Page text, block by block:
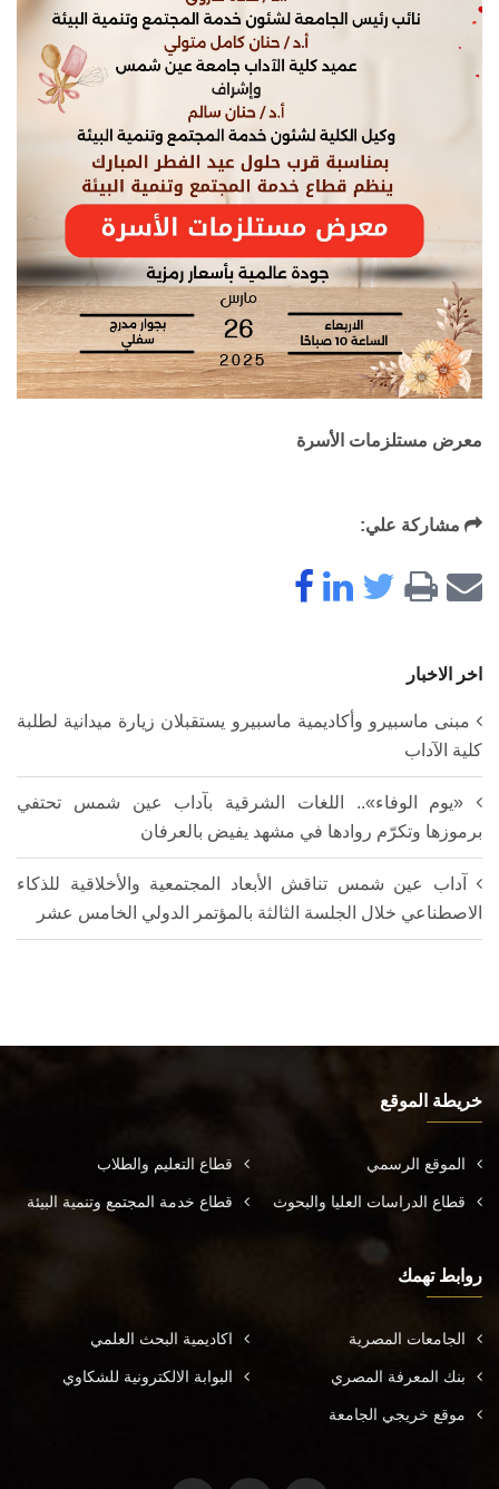
معرض مستلزمات الأسرة
مشاركة علي:
اخر الاخبار
مبنى ماسبيرو وأكاديمية ماسبيرو يستقبلان زيارة ميدانية لطلبة
كلية الآداب
«يوم الوفاء».. اللغات الشرقية بآداب عين شمس تحتفي
برموزها وتكرّم روادها في مشهد يفيض بالعرفان
آداب عين شمس تناقش الأبعاد المجتمعية والأخلاقية للذكاء
الاصطناعي خلال الجلسة الثالثة بالمؤتمر الدولي الخامس عشر
خريطة الموقع
الموقع الرسمي قطاع التعليم والطلاب
قطاع الدراسات العليا والبحوث قطاع خدمة المجتمع وتنمية البيئة
روابط تهمك
الجامعات المصرية اكاديمية البحث العلمي
بنك المعرفة المصري البوابة الالكترونية للشكاوي
موقع خريجي الجامعة